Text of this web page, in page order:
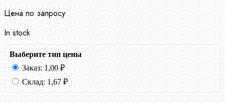
Цена по запросу
In stock
Выберите тип цены
Заказ: 1,00 ₽
Склад: 1,67 ₽